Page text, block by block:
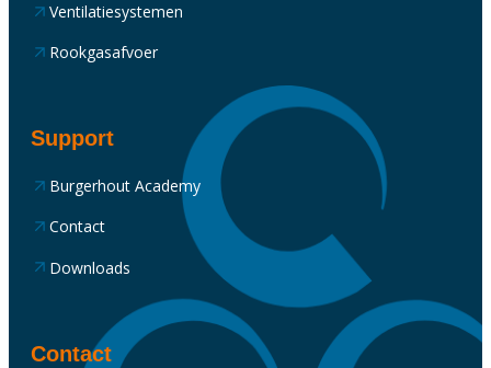
Ventilatiesystemen
Rookgasafvoer
Support
Burgerhout Academy
Contact
Downloads
Contact